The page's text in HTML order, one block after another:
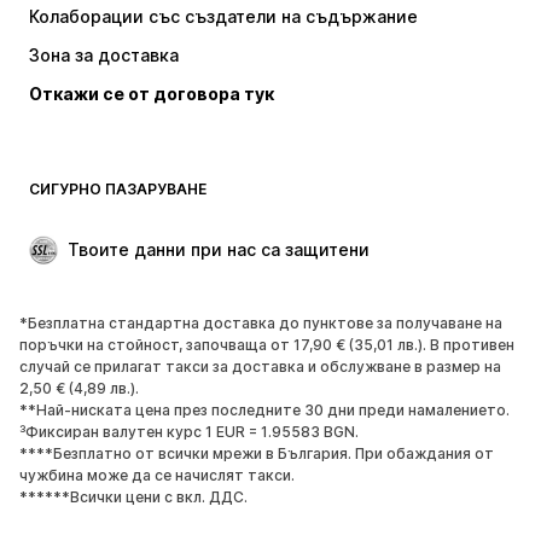
Пуловери и Трикотаж
Бельо
Палта
Поли
Специални Поводи
ОБУВКИ
НОВО
Популярно
Маратонки
Боти
Обувки с висок ток
Ботуши
Сандали
Ниски обувки
Колаборации със създатели на съдържание
Зона за доставка
Откажи се от договора тук
СИГУРНО ПАЗАРУВАНЕ
Твоите данни при нас са защитени
*Безплатна стандартна доставка до пунктове за получаване на
поръчки на стойност, започваща от 17,90 € (35,01 лв.). В противен
случай се прилагат такси за доставка и обслужване в размер на
2,50 € (4,89 лв.).
**Най-ниската цена през последните 30 дни преди намалението.
³Фиксиран валутен курс 1 EUR = 1.95583 BGN.
****Безплатно от всички мрежи в България. При обаждания от
чужбина може да се начислят такси.
******Всички цени с вкл. ДДС.